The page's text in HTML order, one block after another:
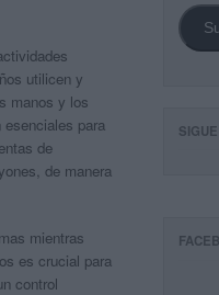
utilicen y
manos y los
para
de
de manera
mientras
es crucial para
control